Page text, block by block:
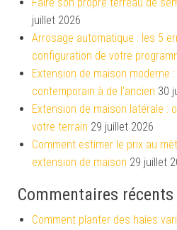
juillet 2026
Arrosage automatique : les 5
configuration de votre
Extension de maison moderne
contemporain à de l’ancien 30
Extension de maison latérale :
votre terrain 29 juillet 2026
Comment estimer le prix au
extension de maison 29 juillet
Commentaires récents
Comment planter des haies